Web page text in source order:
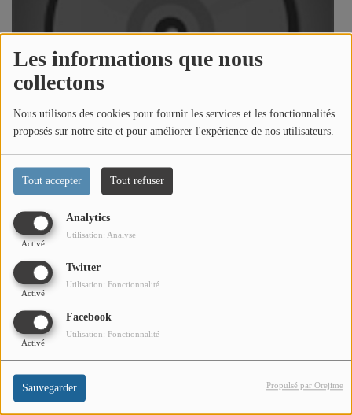
Les informations que nous
collectons
Nous utilisons des cookies pour fournir les services et les fonctionnalités
proposés sur notre site et pour améliorer l'expérience de nos utilisateurs.
Tout accepter Tout refuser
Analytics
Activé
Utilisation: Analyse
Twitter
Activé
Utilisation: Fonctionnalité
Facebook
Activé
Utilisation: Fonctionnalité
Sauvegarder Propulsé par Orejime
EQUIPES
CONTACT
Team Building Radio
INFO
CÔTE D'AZUR
EVÉNEMENTS
CIRCULATION EN TEMPS RÉEL
HIGH-TECH
SPORT
SANTÉ